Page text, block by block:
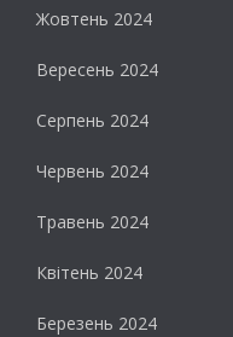
Жовтень 2024
Вересень 2024
Серпень 2024
Червень 2024
Травень 2024
Квітень 2024
Березень 2024